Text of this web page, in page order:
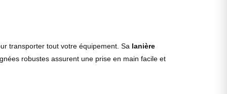
transporter tout votre équipement. Sa lanière
robustes assurent une prise en main facile et